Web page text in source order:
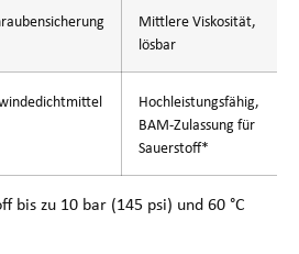
Mittlere Viskosität,
lösbar
Hochleistungsfähig,
BAM-Zulassung für
Sauerstoff*
bis zu 10 bar (145 psi) und 60 °C